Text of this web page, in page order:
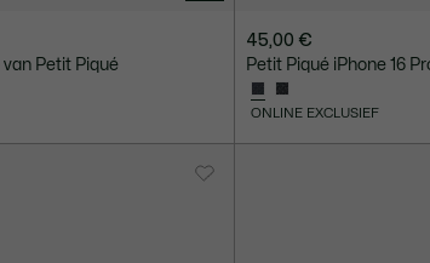
van Petit Piqué
45,00 €
Petit Piqué iPhone 16
ONLINE EXCLUSIEF